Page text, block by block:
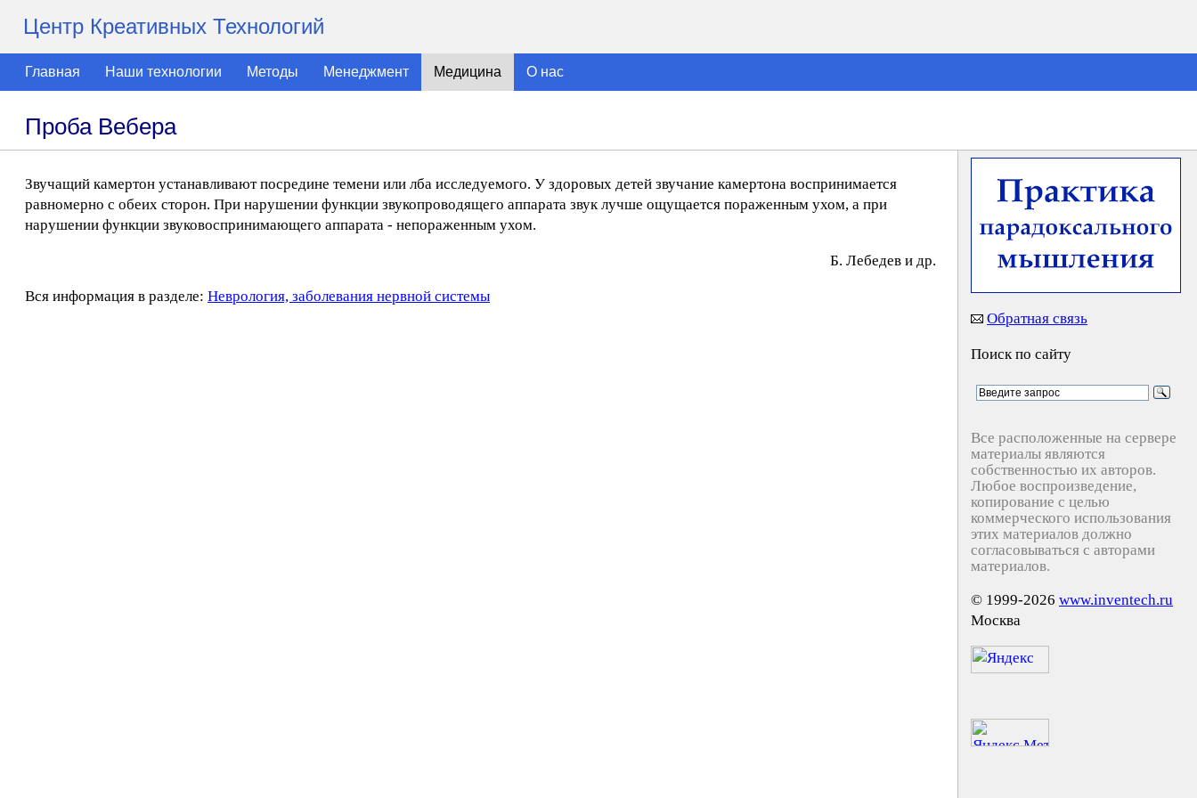
Центр Креативных Технологий
Главная Наши технологии Методы Менеджмент Медицина О нас
Проба Вебера
Звучащий камертон устанавливают посредине темени или лба исследуемого. У здоровых детей звучание камертона воспринимается
равномерно с обеих сторон. При нарушении функции звукопроводящего аппарата звук лучше ощущается пораженным ухом, а при
нарушении функции звуковоспринимающего аппарата - непораженным ухом.
Б. Лeбeдeв и др.
Вся информация в разделе: Неврология, заболевания нервной системы
Обратная связь
Поиск по сайту
Все расположенные на сервере
материалы являются
собственностью их авторов.
Любое воспроизведение,
копирование с целью
коммерческого использования
этих материалов должно
согласовываться с авторами
материалов.
© 1999-2026 www.inventech.ru
Москва